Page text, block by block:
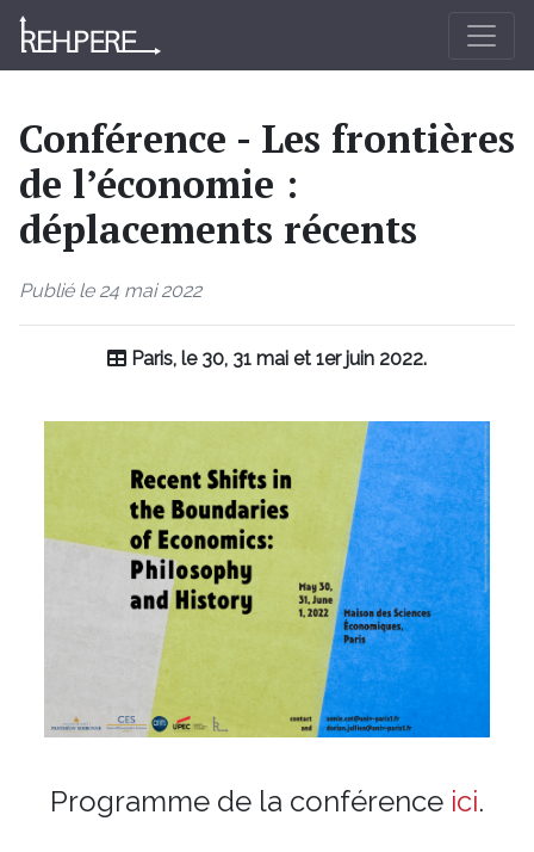
Conférence - Les frontières
de l’économie :
déplacements récents
Publié le 24 mai 2022
Paris, le 30, 31 mai et 1er juin 2022.
Programme de la conférence ici.